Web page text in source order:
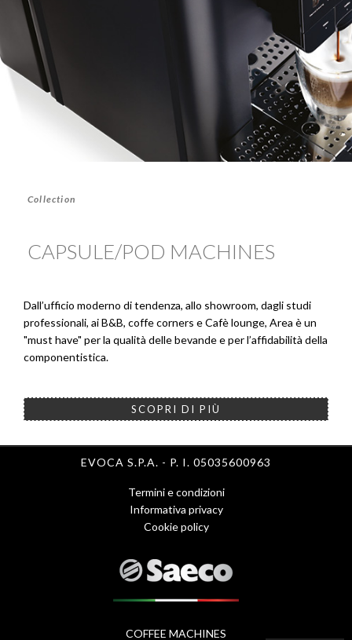
Collection
CAPSULE/POD MACHINES
Dall’ufficio moderno di tendenza, allo showroom, dagli studi
professionali, ai B&B, coffe corners e Cafè lounge, Area è un
"must have" per la qualità delle bevande e per l’affidabilità della
componentistica.
SCOPRI DI PIÙ
EVOCA S.P.A. - P. I. 05035600963
Termini e condizioni
Informativa privacy
Cookie policy
COFFEE MACHINES